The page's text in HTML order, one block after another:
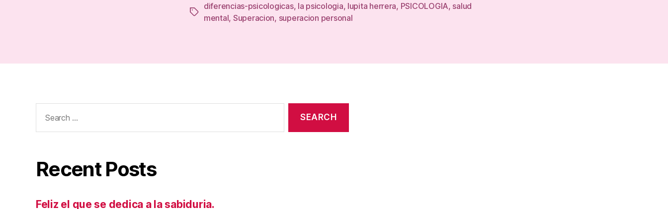
Tags
diferencias-psicologicas, la psicologia, lupita herrera, PSICOLOGIA, salud
mental, Superacion, superacion personal
for:
Recent Posts
Feliz el que se dedica a la sabiduria.